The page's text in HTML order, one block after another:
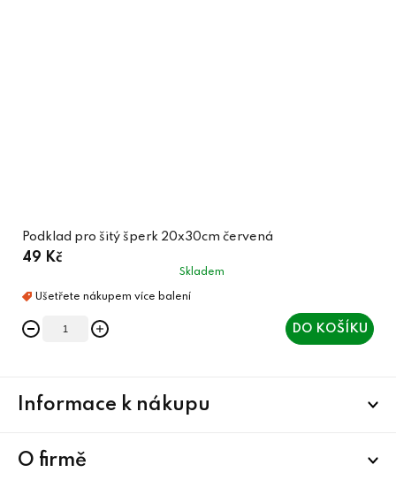
Podklad pro šitý šperk 20x30cm červená
49 Kč
Skladem
DO KOŠÍKU
Informace k nákupu
O firmě